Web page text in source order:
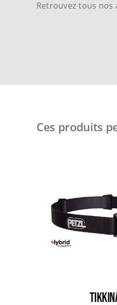
Retrouvez tous nos
Ces produits